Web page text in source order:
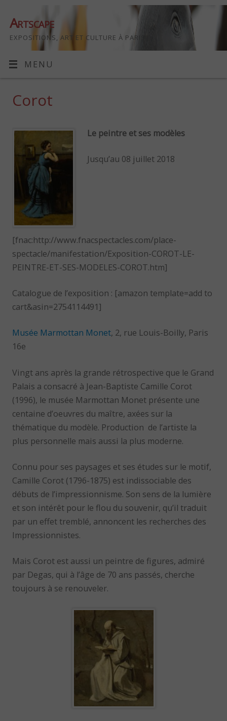
Artscape
EXPOSITIONS, ART ET CULTURE À PARIS
MENU
Corot
Le peintre et ses modèles
Jusqu’au 08 juillet 2018
[fnac:http://www.fnacspectacles.com/place-
spectacle/manifestation/Exposition-COROT-LE-
PEINTRE-ET-SES-MODELES-COROT.htm]
Catalogue de l’exposition : [amazon template=add to
cart&asin=2754114491]
Musée Marmottan Monet, 2, rue Louis-Boilly, Paris
16e
Vingt ans après la grande rétrospective que le Grand
Palais a consacré à Jean-Baptiste Camille Corot
(1996), le musée Marmottan Monet présente une
centaine d’oeuvres du maître, axées sur la
thématique du modèle. Production de l’artiste la
plus personnelle mais aussi la plus moderne.
Connu pour ses paysages et ses études sur le motif,
Camille Corot (1796-1875) est indissociable des
débuts de l’impressionnisme. Son sens de la lumière
et son intérêt pour le flou du souvenir, qu’il traduit
par un effet tremblé, annoncent les recherches des
Impressionnistes.
Mais Corot est aussi un peintre de figures, admiré
par Degas, qui à l’âge de 70 ans passés, cherche
toujours à se renouveler.